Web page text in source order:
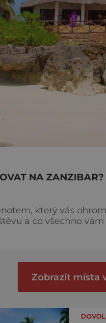
NA ZANZIBAR?
který vás
a co všechno vám
a dejte přednost
Zobrazit místa